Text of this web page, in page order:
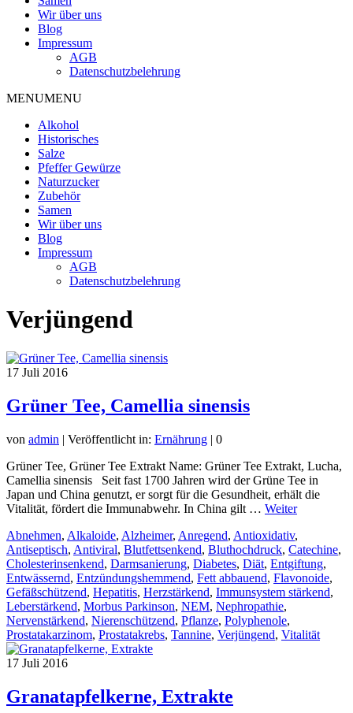
Wir über uns
Blog
Impressum
AGB
Datenschutzbelehrung
MENUMENU
Alkohol
Historisches
Salze
Pfeffer Gewürze
Naturzucker
Zubehör
Samen
Wir über uns
Blog
Impressum
AGB
Datenschutzbelehrung
Verjüngend
17 Juli 2016
Grüner Tee, Camellia sinensis
von admin | Veröffentlicht in: Ernährung | 0
Grüner Tee, Grüner Tee Extrakt Name: Grüner Tee Extrakt, Lucha,
Camellia sinensis Seit fast 1700 Jahren wird der Grüne Tee in
Japan und China genutzt, er sorgt für die Gesundheit, erhält die
Vitalität, fördert die Immunabwehr. In China gilt … Weiter
Abnehmen, Alkaloide, Alzheimer, Anregend, Antioxidativ,
Antiseptisch, Antiviral, Blutfettsenkend, Bluthochdruck, Catechine,
Cholesterinsenkend, Darmsanierung, Diabetes, Diät, Entgiftung,
Entwässernd, Entzündungshemmend, Fett abbauend, Flavonoide,
Gefäßschützend, Hepatitis, Herzstärkend, Immunsystem stärkend,
Leberstärkend, Morbus Parkinson, NEM, Nephropathie,
Nervenstärkend, Nierenschützend, Pflanze, Polyphenole,
Prostatakarzinom, Prostatakrebs, Tannine, Verjüngend, Vitalität
17 Juli 2016
Granatapfelkerne, Extrakte